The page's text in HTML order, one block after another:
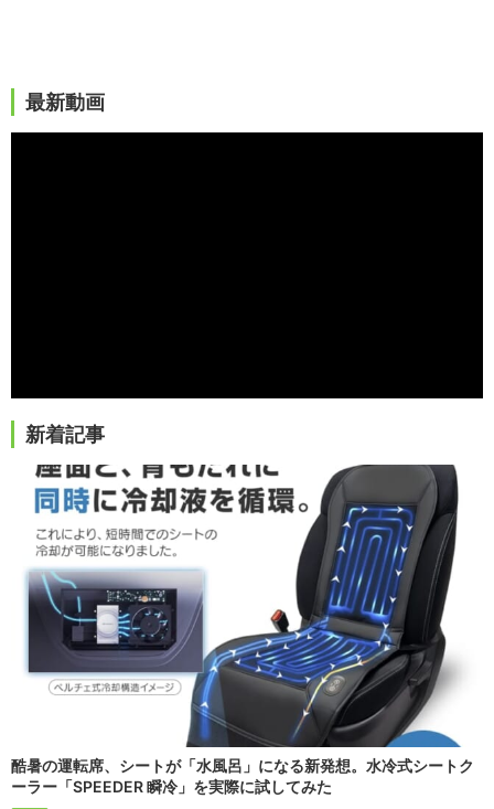
最新動画
新着記事
酷暑の運転席、シートが「水風呂」になる新発想。水冷式シートク
ーラー「SPEEDER 瞬冷」を実際に試してみた